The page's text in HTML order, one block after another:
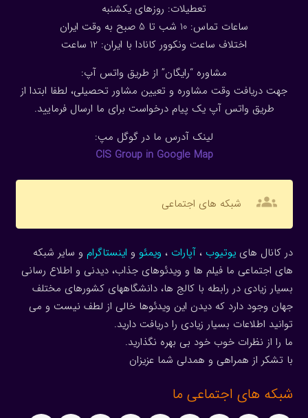
تعطیلات: روزهای یکشنبه
ساعات تماس: 10 شب تا 5 صبح به وقت ایران
اختلاف ساعت ونکوور کانادا با ایران: 1 2 ساعت
مشاوره “رایگان” از طریق واتس آپ:
جهت دریافت وقت مشاوره و تعیین مشاور تحصیلی، لطفا ابتدا از
طریق واتس آپ یک پیام درخواست برای ما ارسال فرمایید.
لینک آدرس ما در گوگل مپ:
CIS Group in Google Map
groups شبکه های اجتماعی
در کانال هاییوتیوب ، آپارات ، ویمئو و اینستاگرام و سایر شبکه
های اجتماعی ما فیلم ها و ویدئوهای جذاب، دیدنی و اطلاع رسانی
بسیار زیادی در رابطه با کالج ها، دانشگاههای کشورهای مختلف
جهان وجود دارد که دیدن این ویدئوها خالی از لطف نیست و می
توانید اطلاعات بسیار زیادی را دریافت دارید.
ما را از نظرات خوب خود بی بهره نگذارید.
با تشکر از همراهی و همدلی شما عزیزان
شبکه های اجتماعی ما